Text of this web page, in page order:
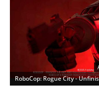
RoboCop: Rogue City -